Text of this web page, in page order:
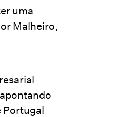
uma
Malheiro,
Portugal